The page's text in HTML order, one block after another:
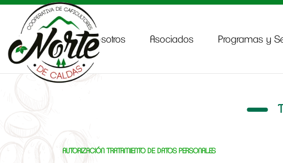
Inicio Sobre Nosotros Asociados Programas y
AUTORIZACIÓN TRATAMIENTO DE DATOS PERSONALES